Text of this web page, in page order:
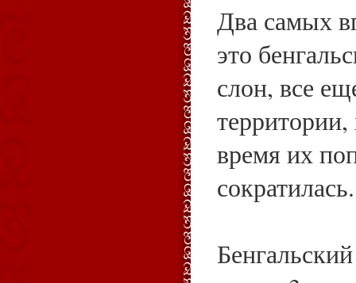
Два самых
это
слон, все
территории,
время их